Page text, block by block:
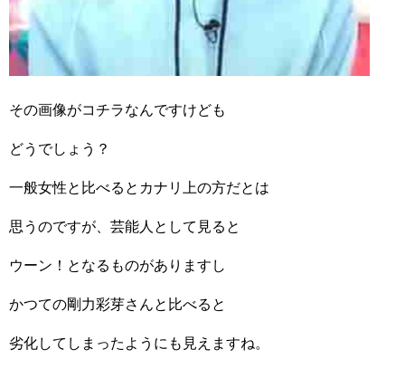
その画像がコチラなんですけども
どうでしょう？
一般女性と比べるとカナリ上の方だとは
思うのですが、芸能人として見ると
ウーン！となるものがありますし
かつての剛力彩芽さんと比べると
劣化してしまったようにも見えますね。